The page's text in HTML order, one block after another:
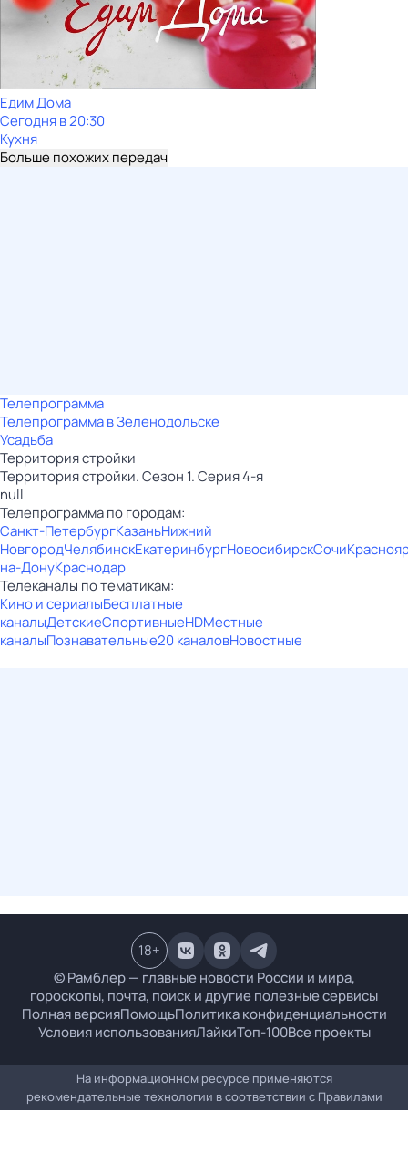
Едим Дома
Сегодня в 20:30
Кухня
Больше похожих передач
Телепрограмма
Телепрограмма в Зеленодольске
Усадьба
Территория стройки
Территория стройки. Сезон 1. Серия 4-я
null
Телепрограмма по городам:
Санкт-ПетербургКазаньНижний
НовгородЧелябинскЕкатеринбургНовосибирскСочи
на-ДонуКраснодар
Телеканалы по тематикам:
Кино и сериалыБесплатные
каналыДетскиеСпортивныеHDМестные
каналыПознавательные20 каналовНовостные
© Рамблер — главные новости России и мира,
гороскопы, почта, поиск и другие полезные сервисы
Полная версияПомощьПолитика конфиденциальности
Условия использованияЛайкиТоп-100Все проекты
18+
На информационном ресурсе применяются
рекомендательные технологии в соответствии с Правилами